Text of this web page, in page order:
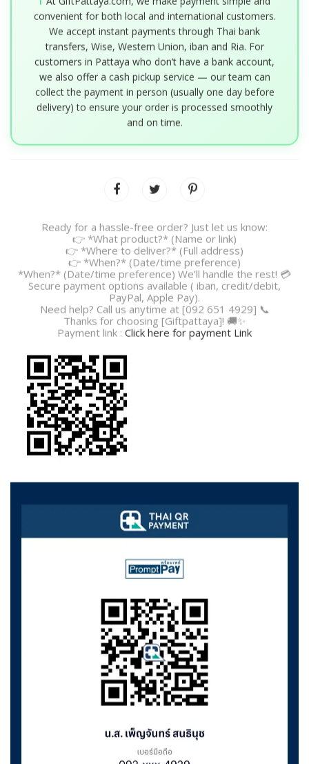
ℹ️ At GiftPattaya.com, we make payment simple and
convenient for both local and international customers.
We accept instant payments through Thai bank
transfers, Wise, Western Union, iban and Ria. For
customers in Pattaya who don’t have a bank account,
we also offer a cash pickup service — our team can
collect the payment in person (usually one day before
delivery) to ensure your order is processed smoothly
and on time.
Ready for a hassle-free order? Just let us know:
👉 *What product?* (Name or link)
👉 *Where to deliver?* (Full address)
👉 *When?* (Date/time preference)
*When?* (Date/time preference) We’ll handle the rest! 💳
Secure payment options available ( iban, credit/debit,
PayPal, Apple Pay).
Need help? Call us anytime at [092 651 4929] 📞
Thanks for choosing [Giftpattaya]! 🚚✨
Payment link : Click here for payment Link